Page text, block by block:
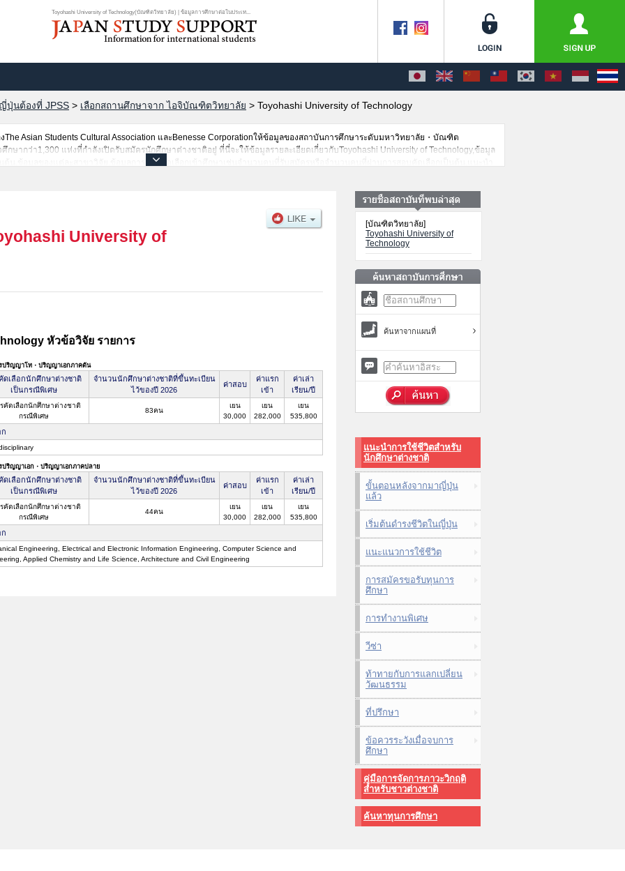
Toyohashi University of Technology(บัณฑิตวิทยาลัย) | ข้อมูลการศึกษาต่อในประเท...
ปุ่นต้องที่ JPSS > เลือกสถานศึกษาจาก ไอจิบัณฑิตวิทยาลัย > Toyohashi University of Technology
The Asian Students Cultural Association และBenesse Corporationให้ข้อมูลของสถาบันการศึกษาระดับมหาวิทยาลัย・บัณฑิต
ษากว่า1,300 แห่งที่กำลังเปิดรับสมัครนักศึกษาต่างชาติอยู่ ที่นี่จะให้ข้อมูลรายละเอียดเกี่ยวกับToyohashi University of Technology,ข้อมูล
ต้น,ข้อมูลของแต่ละสาขาวิจัย,ข้อมูลการสอบคัดเลือกเข้าศึกษาเช่นจำนวนคนที่รับสมัครหรือจำนวนคนที่ผ่านการสอบคัดเลือกเป็นต้น,แนะนำ
University of
หัวข้อวิจัย รายการ
ปริญญาโท・ปริญญาเอกภาคต้น
ดเลือกนักศึกษาต่างชาติ
เป็นกรณีพิเศษ
จำนวนนักศึกษาต่างชาติที่ขึ้นทะเบียน
ไว้ของปี 2026
ค่าสอบ
ค่าแรก
เข้า
ค่าเล่า
เรียน/ปี
คัดเลือกนักศึกษาต่างชาติ
กรณีพิเศษ
83คน
เยน
30,000
เยน
282,000
เยน
535,800
ก
ปริญญาเอก・ปริญญาเอกภาคปลาย
ดเลือกนักศึกษาต่างชาติ
เป็นกรณีพิเศษ
จำนวนนักศึกษาต่างชาติที่ขึ้นทะเบียน
ไว้ของปี 2026
ค่าสอบ
ค่าแรก
เข้า
ค่าเล่า
เรียน/ปี
คัดเลือกนักศึกษาต่างชาติ
กรณีพิเศษ
44คน
เยน
30,000
เยน
282,000
เยน
535,800
ก
Engineering, Electrical and Electronic Information Engineering, Computer Science and
Applied Chemistry and Life Science, Architecture and Civil Engineering
[บัณฑิตวิทยาลัย]
Toyohashi University of
Technology
ค้นหาจากแผนที่
แนะนำการใช้ชีวิตสำหรับ
นักศึกษาต่างชาติ
ขั้นตอนหลังจากมาญี่ปุ่น
แล้ว
เริ่มต้นดำรงชีวิตในญี่ปุ่น
แนะแนวการใช้ชีวิต
การสมัครขอรับทุนการ
ศึกษา
การทำงานพิเศษ
วีซ่า
ท้าทายกับการแลกเปลี่ยน
วัฒนธรรม
ที่ปรึกษา
ข้อควรระวังเมื่อจบการ
ศึกษา
คู่มือการจัดการภาวะวิกฤติ
สำหรับชาวต่างชาติ
ค้นหาทุนการศึกษา